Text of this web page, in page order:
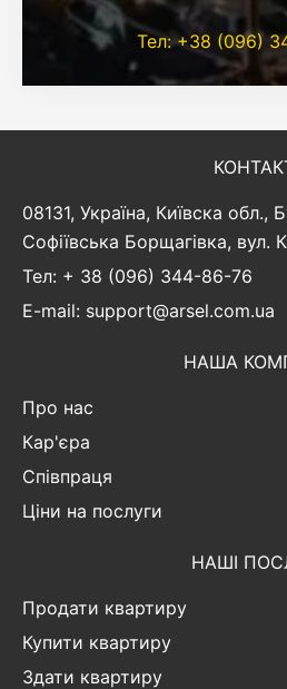
Тел: +38 (096)
08131, Україна, Київска обл.,
Софіївська Борщагівка, вул.
Тел: + 38 (096) 344-86-76
E-mail: support@arsel.com.ua
НАША
Про нас
Кар'єра
Співпраця
Ціни на послуги
НАШІ
Продати квартиру
Купити квартиру
Здати квартиру